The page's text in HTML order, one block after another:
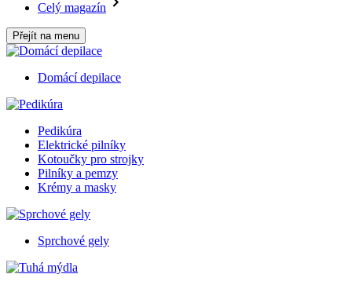
Celý magazín
Přejít na menu
Domácí depilace
Pedikúra
Elektrické pilníky
Kotoučky pro strojky
Pilníky a pemzy
Krémy a masky
Sprchové gely